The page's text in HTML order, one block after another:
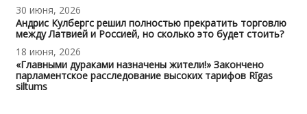
30 июня, 2026
Андрис Кулбергс решил полностью прекратить торговлю
между Латвией и Россией, но сколько это будет стоить?
18 июня, 2026
«Главными дураками назначены жители!» Закончено
парламентское расследование высоких тарифов Rīgas
siltums